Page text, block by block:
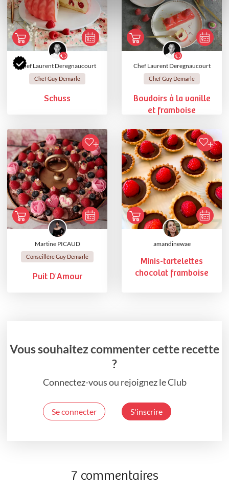
Chef Laurent Deregnaucourt
Chef Guy Demarle
Schuss
Chef Laurent Deregnaucourt
Chef Guy Demarle
Boudoirs à la vanille
et framboise
Martine PICAUD
Conseillère Guy Demarle
Puit D'Amour
amandinewae
Minis-tartelettes
chocolat framboise
Vous souhaitez commenter cette recette
?
Connectez-vous ou rejoignez le Club
Se connecter S'inscrire
7 commentaires